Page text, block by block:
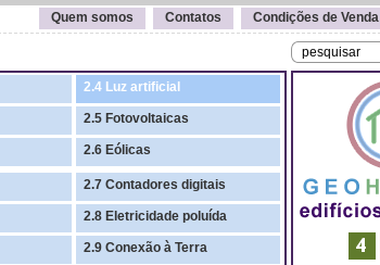
Quem somos Contatos Condições de Venda
2.4 Luz artificial
2.5 Fotovoltaicas
2.6 Eólicas
2.7 Contadores digitais
2.8 Eletricidade poluída
2.9 Conexão à Terra